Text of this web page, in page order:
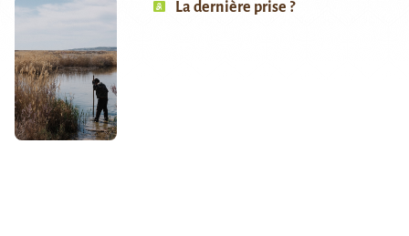
La dernière prise ?